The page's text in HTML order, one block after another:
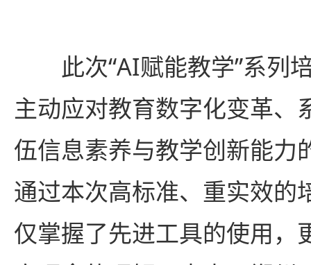
此次“AI赋能教学”系列
主动应对教育数字化变革、
伍信息素养与教学创新能力
通过本次高标准、重实效的
仅掌握了先进工具的使用，